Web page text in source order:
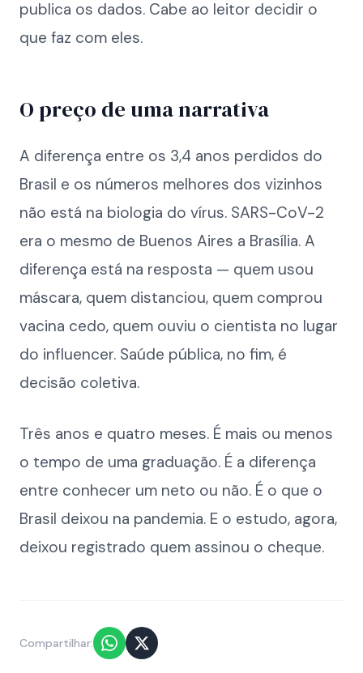
publica os dados. Cabe ao leitor decidir o
que faz com eles.
O preço de uma narrativa
A diferença entre os 3,4 anos perdidos do
Brasil e os números melhores dos vizinhos
não está na biologia do vírus. SARS-CoV-2
era o mesmo de Buenos Aires a Brasília. A
diferença está na resposta — quem usou
máscara, quem distanciou, quem comprou
vacina cedo, quem ouviu o cientista no lugar
do influencer. Saúde pública, no fim, é
decisão coletiva.
Três anos e quatro meses. É mais ou menos
o tempo de uma graduação. É a diferença
entre conhecer um neto ou não. É o que o
Brasil deixou na pandemia. E o estudo, agora,
deixou registrado quem assinou o cheque.
Compartilhar: